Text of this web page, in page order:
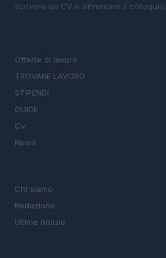
scrivere un CV e affrontare il colloquio.
Offerte di lavoro
TROVARE LAVORO
STIPENDI
GUIDE
Cv
News
Chi siamo
Redazione
Ultime notizie